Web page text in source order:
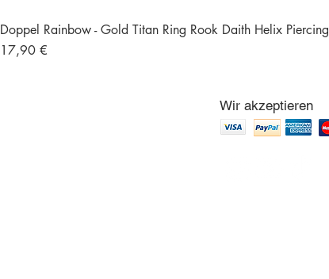
Doppel Rainbow - Gold Titan Ring Rook Daith Helix Piercing
Preis
17,90 €
Wir akzeptieren